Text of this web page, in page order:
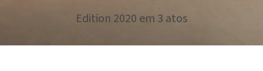
Edition 2020 em 3 atos